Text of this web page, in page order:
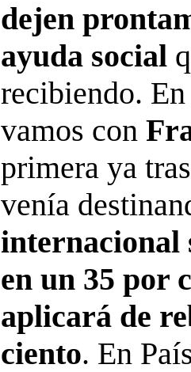
dejen
ayuda social
recibiendo.
vamos con
primera ya
venía
internacional
en un 35 por
aplicará de
ciento. En